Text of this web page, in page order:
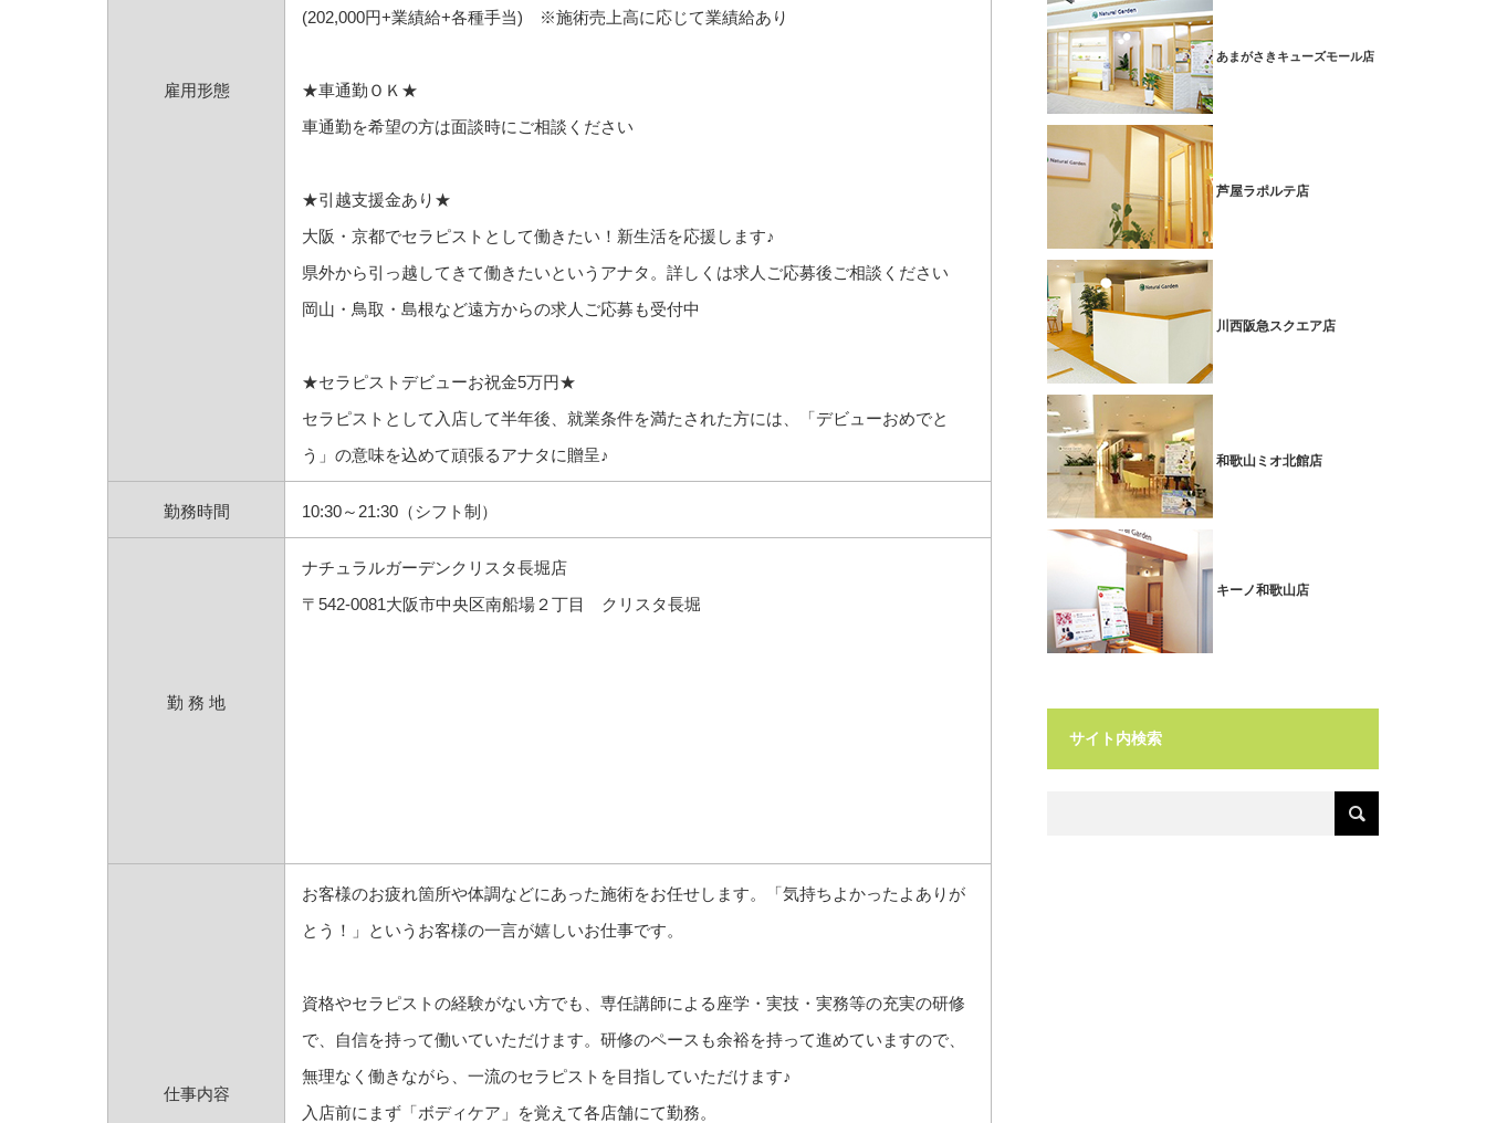
雇用形態
(202,000円+業績給+各種手当) ※施術売上高に応じて業績給あり
★車通勤ＯＫ★
車通勤を希望の方は面談時にご相談ください
★引越支援金あり★
大阪・京都でセラピストとして働きたい！新生活を応援します♪
県外から引っ越してきて働きたいというアナタ。詳しくは求人ご応募後ご相談ください
岡山・鳥取・島根など遠方からの求人ご応募も受付中
★セラピストデビューお祝金5万円★
セラピストとして入店して半年後、就業条件を満たされた方には、「デビューおめでと
う」の意味を込めて頑張るアナタに贈呈♪
勤務時間 10:30～21:30（シフト制）
勤 務 地
ナチュラルガーデンクリスタ長堀店
〒542-0081大阪市中央区南船場２丁目 クリスタ長堀
仕事内容
お客様のお疲れ箇所や体調などにあった施術をお任せします。「気持ちよかったよありが
とう！」というお客様の一言が嬉しいお仕事です。
資格やセラピストの経験がない方でも、専任講師による座学・実技・実務等の充実の研修
で、自信を持って働いていただけます。研修のペースも余裕を持って進めていますので、
無理なく働きながら、一流のセラピストを目指していただけます♪
入店前にまず「ボディケア」を覚えて各店舗にて勤務。
あまがさきキューズモール店
芦屋ラポルテ店
川西阪急スクエア店
和歌山ミオ北館店
キーノ和歌山店
サイト内検索